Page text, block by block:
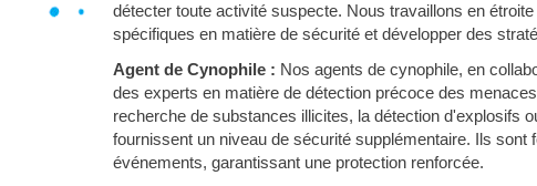
détecter toute activité suspecte. Nous travaillons en
spécifiques en matière de sécurité et développer des
Agent de Cynophile : Nos agents de cynophile, en
des experts en matière de détection précoce des
recherche de substances illicites, la détection d'explosifs
fournissent un niveau de sécurité supplémentaire. Ils
événements, garantissant une protection renforcée.